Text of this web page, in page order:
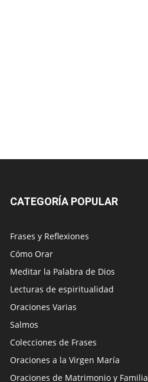
CATEGORÍA POPULAR
Frases y Reflexiones
Cómo Orar
Meditar la Palabra de Dios
Lecturas de espiritualidad
Oraciones Varias
Salmos
Colecciones de Frases
Oraciones a la Virgen María
Oraciones de Matrimonio y Familia